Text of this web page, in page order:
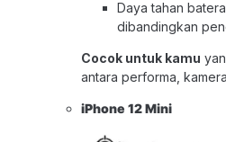
Daya tahan
dibandingkan
Cocok untuk kamu
antara performa,
iPhone 12 Mini